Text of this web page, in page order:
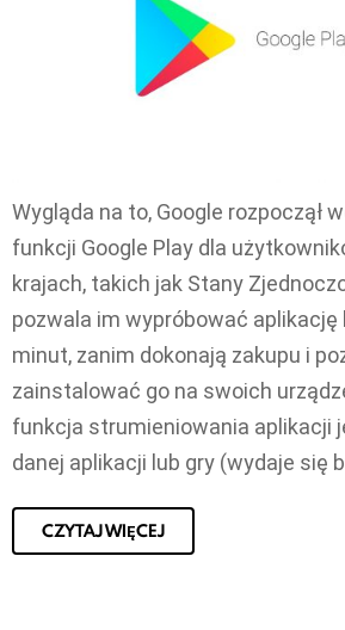
Wygląda na to, Google rozpoczął
funkcji Google Play dla
krajach, takich jak Stany
pozwala im wypróbować aplikację
minut, zanim dokonają zakupu i
zainstalować go na swoich
funkcja strumieniowania aplikacji
danej aplikacji lub gry (wydaje się
CZYTAJ WIĘCEJ